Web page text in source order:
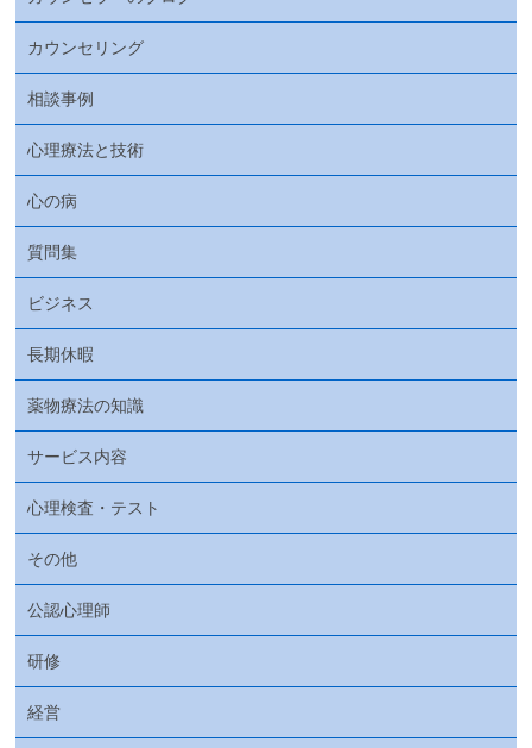
カウンセリング
相談事例
心理療法と技術
心の病
質問集
ビジネス
長期休暇
薬物療法の知識
サービス内容
心理検査・テスト
その他
公認心理師
研修
経営